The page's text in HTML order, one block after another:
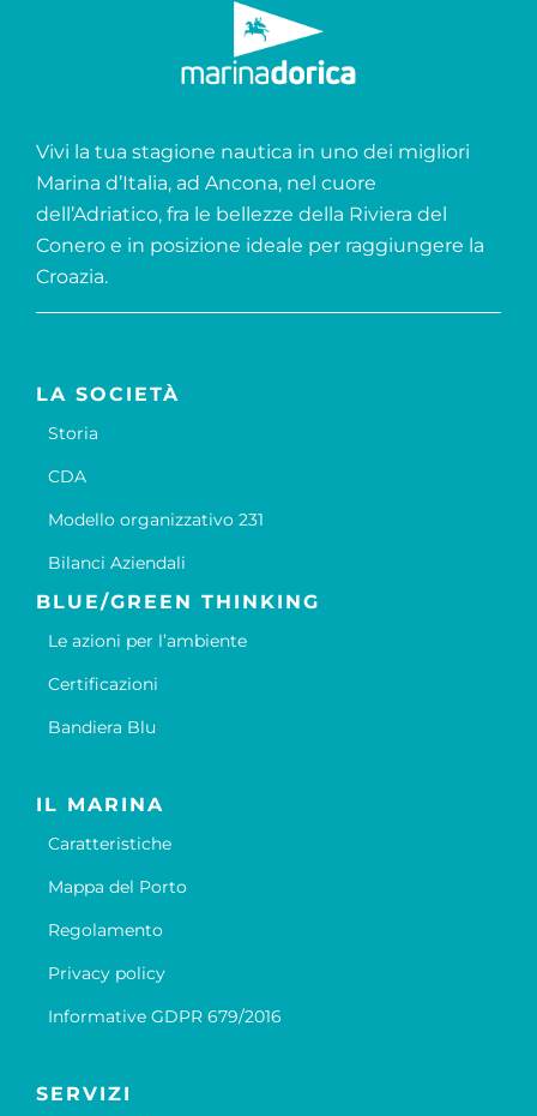
Vivi la tua stagione nautica in uno dei migliori
Marina d’Italia, ad Ancona, nel cuore
dell’Adriatico, fra le bellezze della Riviera del
Conero e in posizione ideale per raggiungere la
Croazia.
LA SOCIETÀ
Storia
CDA
Modello organizzativo 231
Bilanci Aziendali
BLUE/GREEN THINKING
Le azioni per l’ambiente
Certificazioni
Bandiera Blu
IL MARINA
Caratteristiche
Mappa del Porto
Regolamento
Privacy policy
Informative GDPR 679/2016
SERVIZI